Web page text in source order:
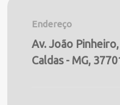
Endereço
Av. João
Caldas - MG,